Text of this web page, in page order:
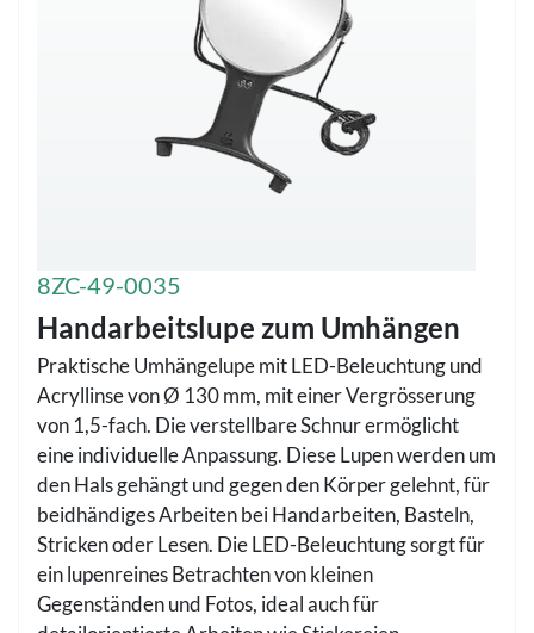
8ZC-49-0035
Handarbeitslupe zum Umhängen
Praktische Umhängelupe mit LED-Beleuchtung und
Acryllinse von Ø 130 mm, mit einer Vergrösserung
von 1,5-fach. Die verstellbare Schnur ermöglicht
eine individuelle Anpassung. Diese Lupen werden um
den Hals gehängt und gegen den Körper gelehnt, für
beidhändiges Arbeiten bei Handarbeiten, Basteln,
Stricken oder Lesen. Die LED-Beleuchtung sorgt für
ein lupenreines Betrachten von kleinen
Gegenständen und Fotos, ideal auch für